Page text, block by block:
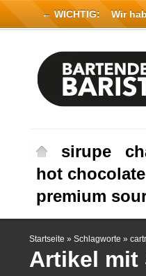
sirupe
hot chocolate
premium
Startseite » Schlagworte »
Artikel mit
← WICHTIG: Wir